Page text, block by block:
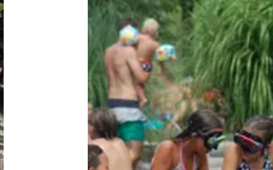
Nieuws / blog
Over Campingzoeker
Veel gestelde vragen
Meld mijn camping aan